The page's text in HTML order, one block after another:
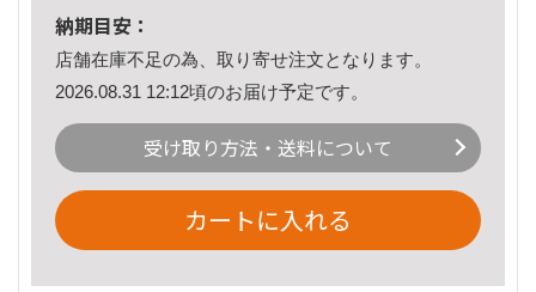
納期目安：
店舗在庫不足の為、取り寄せ注文となります。
2026.08.31 12:12頃のお届け予定です。
受け取り方法・送料について
カートに入れる